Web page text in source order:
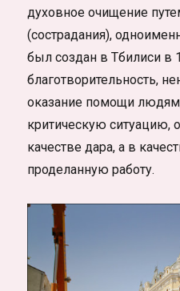
духовное очищение
(сострадания),
был создан в Тбилиси в
благотворительность,
оказание помощи
критическую ситуацию,
качестве дара, а в
проделанную работу.